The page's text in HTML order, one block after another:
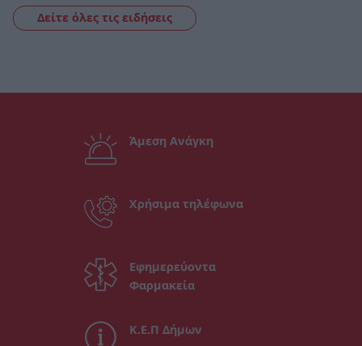
Δείτε όλες τις ειδήσεις
Άμεση Ανάγκη
Χρήσιμα τηλέφωνα
Εφημερεύοντα
Φαρμακεία
Κ.Ε.Π Δήμων